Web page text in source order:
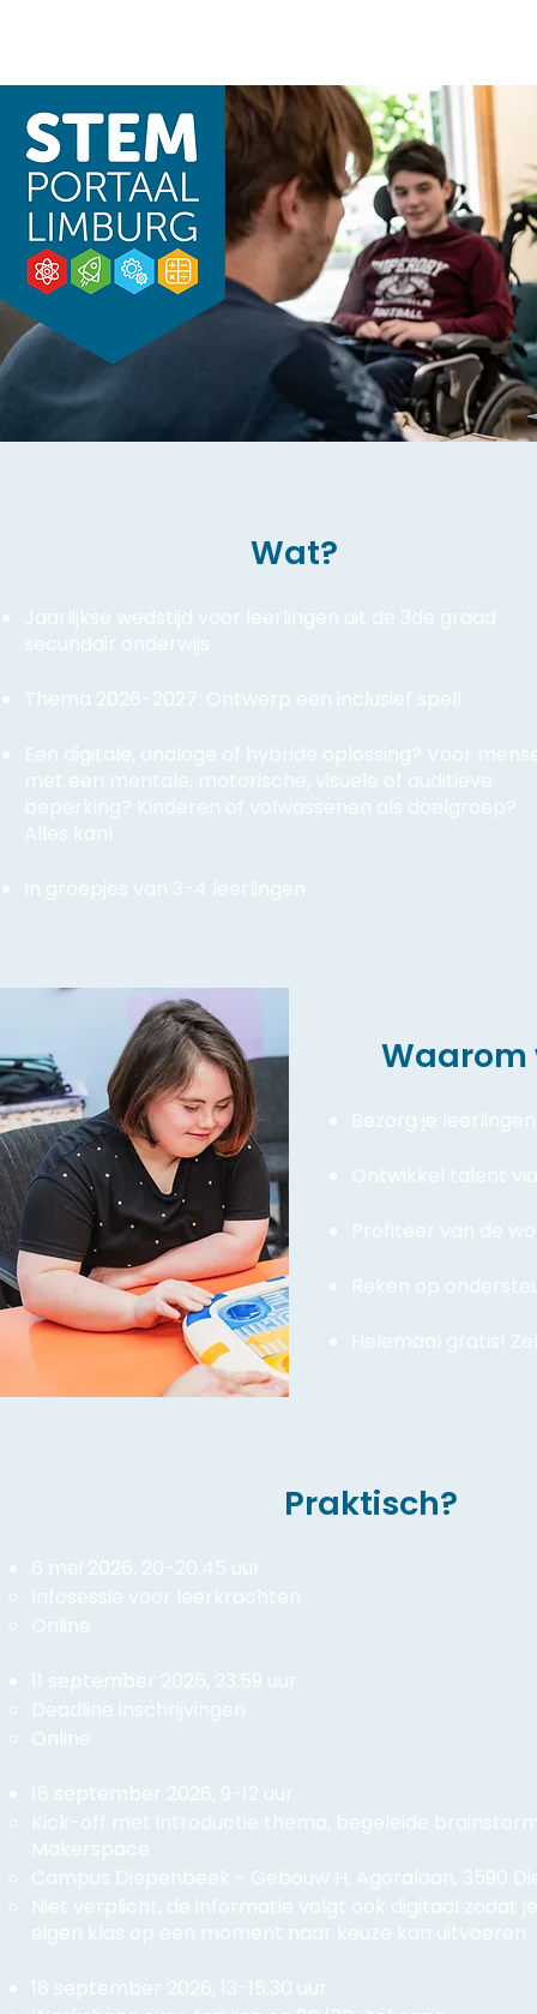
Wat?
Jaarlijkse wedstijd voor leerlingen uit de 3de graad
secundair onderwijs
Thema 2026-2027: Ontwerp een inclusief spel!
Een digitale, analoge of hybride oplossing? Voor
met een mentale, motorische, visuele of auditieve
beperking? Kinderen of volwassenen als doelgroep?
Alles kan!
In groepjes van 3-4 leerlingen
Waarom
Bezorg je
Ontwikkel talent
Profiteer van de
Reken op
Helemaal gratis!
Praktisch?
6 mei 2026, 20-20.45 uur
Infosessie voor leerkrachten
Online
11 september 2026, 23.59 uur
Deadline inschrijvingen
Online
18 september 2026, 9-12 uur
​Kick-off met introductie thema, begeleide
Makerspace
Campus Diepenbeek - Gebouw H, Agoralaan, 3590
Niet verplicht, de informatie volgt ook digitaal zodat
eigen klas op een moment naar keuze kan uitvoeren
18 september 2026, 13-15.30 uur